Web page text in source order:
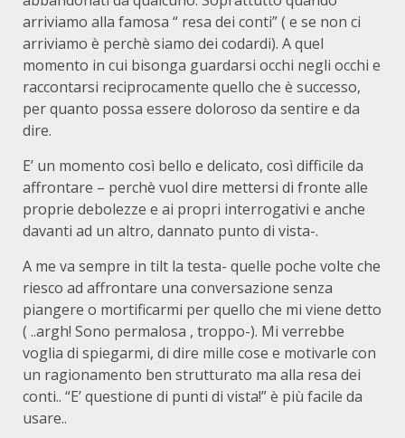
arriviamo alla famosa “ resa dei conti” ( e se non ci
arriviamo è perchè siamo dei codardi). A quel
momento in cui bisonga guardarsi occhi negli occhi e
raccontarsi reciprocamente quello che è successo,
per quanto possa essere doloroso da sentire e da
dire.
E’ un momento così bello e delicato, così difficile da
affrontare – perchè vuol dire mettersi di fronte alle
proprie debolezze e ai propri interrogativi e anche
davanti ad un altro, dannato punto di vista-.
A me va sempre in tilt la testa- quelle poche volte che
riesco ad affrontare una conversazione senza
piangere o mortificarmi per quello che mi viene detto
( ..argh! Sono permalosa , troppo-). Mi verrebbe
voglia di spiegarmi, di dire mille cose e motivarle con
un ragionamento ben strutturato ma alla resa dei
conti.. “E’ questione di punti di vista!” è più facile da
usare..